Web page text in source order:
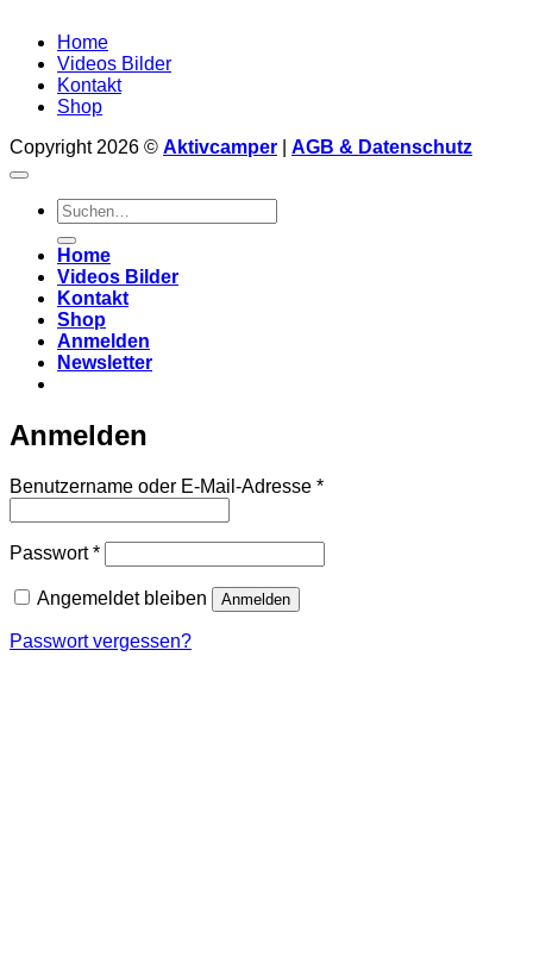
Home
Videos Bilder
Kontakt
Shop
Copyright 2026 © Aktivcamper AGB & Datenschutz
Suchen
nach:
Home
Videos Bilder
Kontakt
Shop
Anmelden
Newsletter
Anmelden
Benutzername oder E-Mail-Adresse *Erforderlich
Passwort*Erforderlich
Angemeldet bleiben Anmelden
Passwort vergessen?